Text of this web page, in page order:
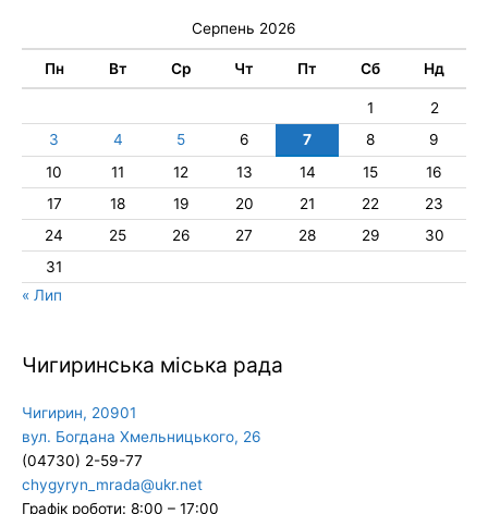
Серпень 2026
Пн Вт Ср Чт Пт Сб Нд
1
2
3
4 5 6 7 8
9
10
11 12 13 14 15
16
17
18 19 20 21 22
23
24
25 26 27 28 29
30
31
« Лип
Чигиринська міська рада
Чигирин, 20901
вул. Богдана Хмельницького, 26
(04730) 2-59-77
chygyryn_mrada@ukr.net
Графік роботи: 8:00 – 17:00